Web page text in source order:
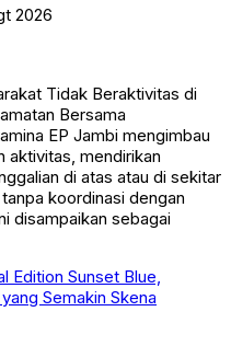
2026
Tidak Beraktivitas di
Bersama
EP Jambi mengimbau
aktivitas, mendirikan
di atas atau di sekitar
koordinasi dengan
disampaikan sebagai